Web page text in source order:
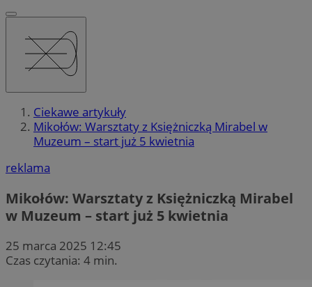
Ciekawe artykuły
Mikołów: Warsztaty z Księżniczką Mirabel w
Muzeum – start już 5 kwietnia
reklama
Mikołów: Warsztaty z Księżniczką Mirabel
w Muzeum – start już 5 kwietnia
25 marca 2025 12:45
Czas czytania: 4 min.